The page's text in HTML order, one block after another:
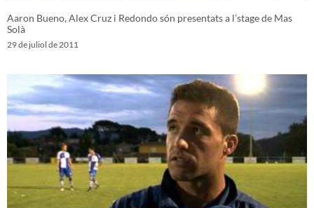
Aaron Bueno, Alex Cruz i Redondo són presentats a l’stage de Mas
Solà
29 de juliol de 2011